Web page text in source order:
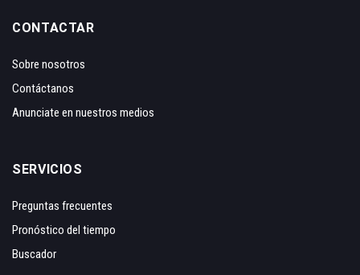
CONTACTAR
Sobre nosotros
Contáctanos
Anunciate en nuestros medios
SERVICIOS
Preguntas frecuentes
Pronóstico del tiempo
Buscador